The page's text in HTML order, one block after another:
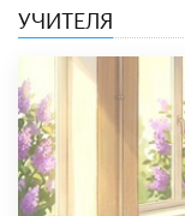
УЧИТЕЛЯ